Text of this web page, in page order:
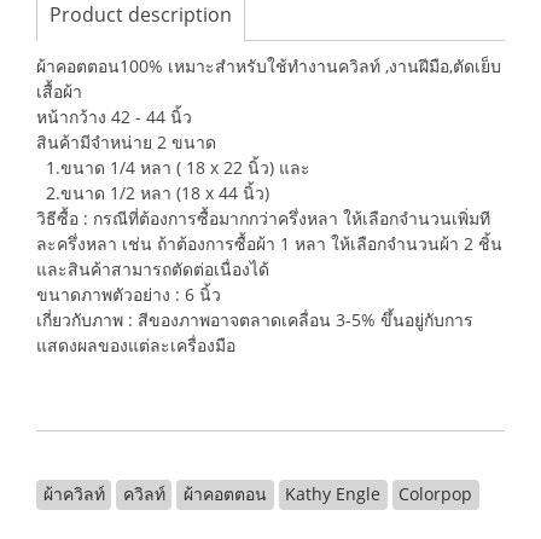
Product description
ผ้าคอตตอน100% เหมาะสำหรับใช้ทำงานควิลท์ ,งานฝีมือ,ตัดเย็บ
เสื้อผ้า
หน้ากว้าง 42 - 44 นิ้ว
สินค้ามีจำหน่าย 2 ขนาด
1.ขนาด 1/4 หลา ( 18 x 22 นิ้ว) และ
2.ขนาด 1/2 หลา (18 x 44 นิ้ว)
วิธีซื้อ : กรณีที่ต้องการซื้อมากกว่าครึ่งหลา ให้เลือกจำนวนเพิ่มที
ละครึ่งหลา เช่น ถ้าต้องการซื้อผ้า 1 หลา ให้เลือกจำนวนผ้า 2 ชิ้น
และสินค้าสามารถตัดต่อเนื่องได้
ขนาดภาพตัวอย่าง : 6 นิ้ว
เกี่ยวกับภาพ : สีของภาพอาจตลาดเคลื่อน 3-5% ขึ้นอยู่กับการ
แสดงผลของแต่ละเครื่องมือ
ผ้าควิลท์ ควิลท์ ผ้าคอตตอน Kathy Engle Colorpop